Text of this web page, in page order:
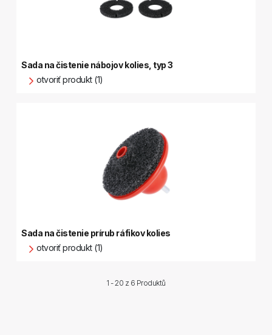
Sada na čistenie nábojov kolies, typ 3
otvoriť produkt (1)
Sada na čistenie prírub ráfikov kolies
otvoriť produkt (1)
1 - 20 z 6 Produktů